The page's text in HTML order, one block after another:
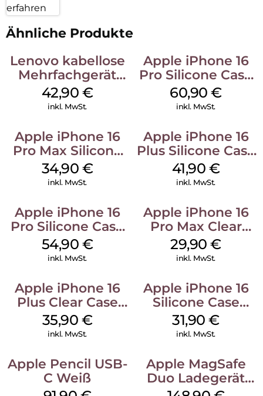
erfahren
Ähnliche Produkte
Lenovo kabellose
Mehrfachgerät
Luna Grey
42,90 €
inkl. MwSt.
Apple iPhone 16
Pro Silicone Case
MagSafe Stone
Gray
60,90€
inkl. MwSt.
Apple iPhone 16
Pro Max Silicone
Case MagSafe
Denim
34,90 €
inkl. MwSt.
Apple iPhone 16
Plus Silicone Case
MagSafe Stone
Gray
41,90 €
inkl. MwSt.
Apple iPhone 16
Pro Silicone Case
MagSafe Black
54,90 €
inkl. MwSt.
Apple iPhone 16
Pro Max Clear
Case MagSafe
Transparent
29,90€
inkl. MwSt.
Apple iPhone 16
Plus Clear Case
MagSafe
Transparent
35,90 €
inkl. MwSt.
Apple iPhone 16
Silicone Case
MagSafe Fuchsia
31,90€
inkl. MwSt.
Apple Pencil USB-
C Weiß
Apple MagSafe
Duo Ladegerät
Weiß